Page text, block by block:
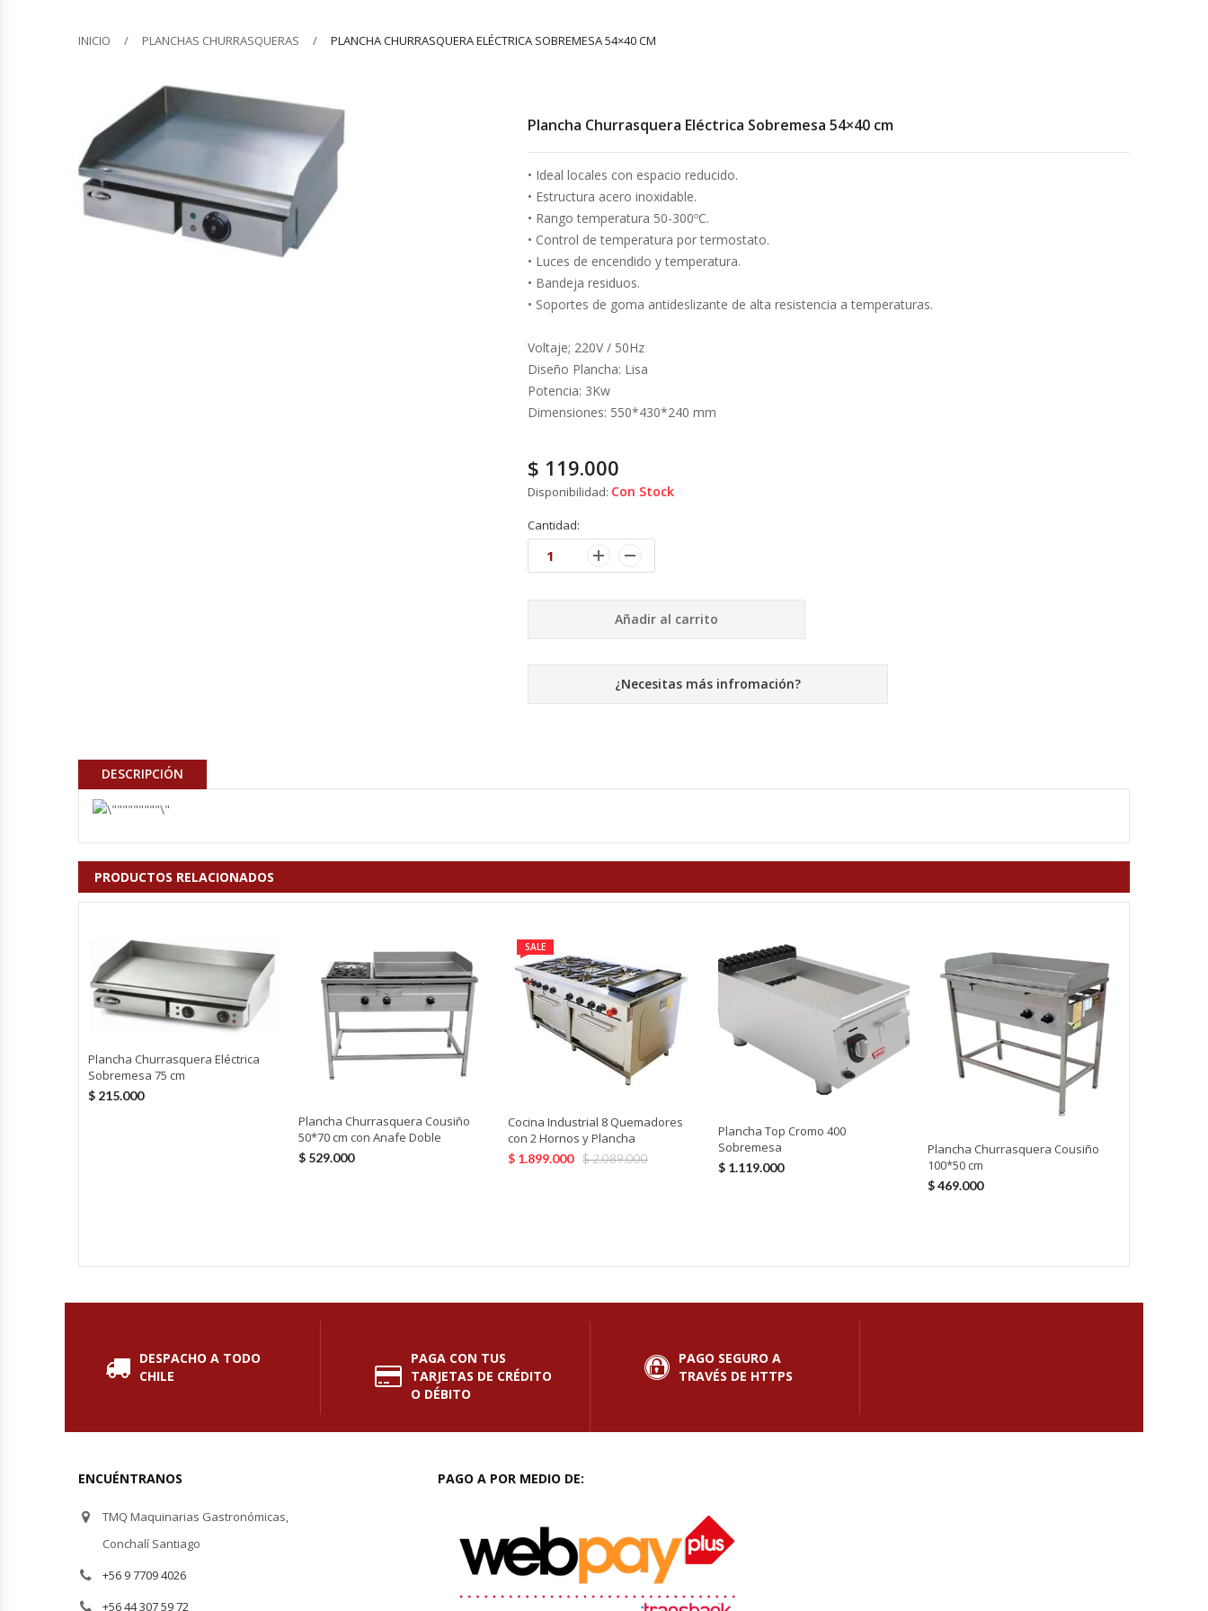
Bolsas De Sellado Al Vacío
Calentadores De Platos
Cortadoras De Huesos
Embutidoras
Estanterías Y Repisas
Exhibidoras De Productos Calientes
Exprimidor De Naranjas
Formadora De Pizza
Hornos Cocción Acelerada
INICIO PLANCHAS CHURRASQUERAS PLANCHA CHURRASQUERA ELÉCTRICA SOBREMESA 54×40 CM
Plancha Churrasquera Eléctrica Sobremesa 54×40 cm
• Ideal locales con espacio reducido.
• Estructura acero inoxidable.
• Rango temperatura 50-300ºC.
• Control de temperatura por termostato.
• Luces de encendido y temperatura.
• Bandeja residuos.
• Soportes de goma antideslizante de alta resistencia a temperaturas.
Voltaje; 220V / 50Hz
Diseño Plancha: Lisa
Potencia: 3Kw
Dimensiones: 550*430*240 mm
$ 119.000
Disponibilidad: Con Stock
Cantidad:
Añadir al carrito
¿Necesitas más infromación?
DESCRIPCIÓN
PRODUCTOS RELACIONADOS
Plancha Churrasquera Eléctrica
Sobremesa 75 cm
$ 215.000
Plancha Churrasquera Cousiño
50*70 cm con Anafe Doble
$529.000
SALE
Cocina Industrial 8 Quemadores
con 2 Hornos y Plancha
$2.089.000
$ 1.899.000
Plancha Top Cromo 400
Sobremesa
$1.119.000
Plancha Churrasquera Cousiño
100*50 cm
$469.000
DESPACHO A TODO
CHILE
PAGA CON TUS
TARJETAS DE CRÉDITO
O DÉBITO
PAGO SEGURO A
TRAVÉS DE HTTPS
ENCUÉNTRANOS
TMQ Maquinarias Gastronómicas,
Conchalí Santiago
+56 9 7709 4026
+56 44 307 59 72
PAGO A POR MEDIO DE: